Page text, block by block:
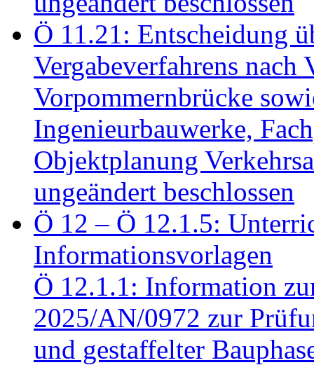
Ö 11.21: Entscheidung
Vergabeverfahrens
Vorpommernbrücke
Ingenieurbauwerke,
Objektplanung
ungeändert beschlossen
Ö 12 – Ö 12.1.5:
Informationsvorlagen
Ö 12.1.1: Information
2025/AN/0972 zur
und gestaffelter